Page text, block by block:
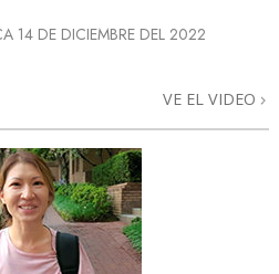
14 DE DICIEMBRE DEL 2022
VE EL VIDEO